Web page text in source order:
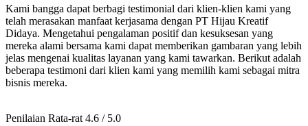
Kami bangga dapat berbagi testimonial dari klien-klien kami yang
telah merasakan manfaat kerjasama dengan PT Hijau Kreatif
Didaya. Mengetahui pengalaman positif dan kesuksesan yang
mereka alami bersama kami dapat memberikan gambaran yang lebih
jelas mengenai kualitas layanan yang kami tawarkan. Berikut adalah
beberapa testimoni dari klien kami yang memilih kami sebagai mitra
bisnis mereka.
Penilaian Rata-rat 4.6 / 5.0